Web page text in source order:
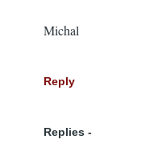
Michal
Reply
Replies